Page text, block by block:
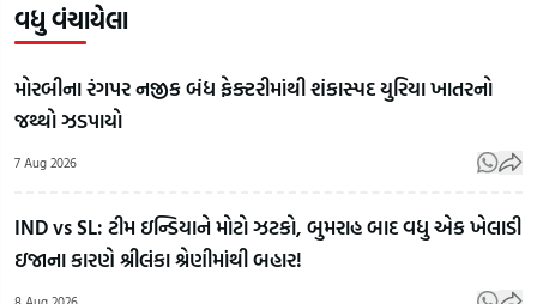
વધુ વંચાયેલા
મોરબીના રંગપર નજીક બંધ ફેક્ટરીમાંથી શંકાસ્પદ યુરિયા ખાતરનો
જથ્થો ઝડપાયો
7 Aug 2026
IND vs SL: ટીમ ઇન્ડિયાને મોટો ઝટકો, બુમરાહ બાદ વધુ એક ખેલાડી
ઇજાના કારણે શ્રીલંકા શ્રેણીમાંથી બહાર!